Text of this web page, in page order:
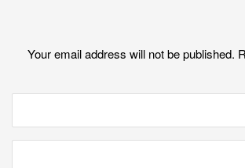
Your email address will not be published.